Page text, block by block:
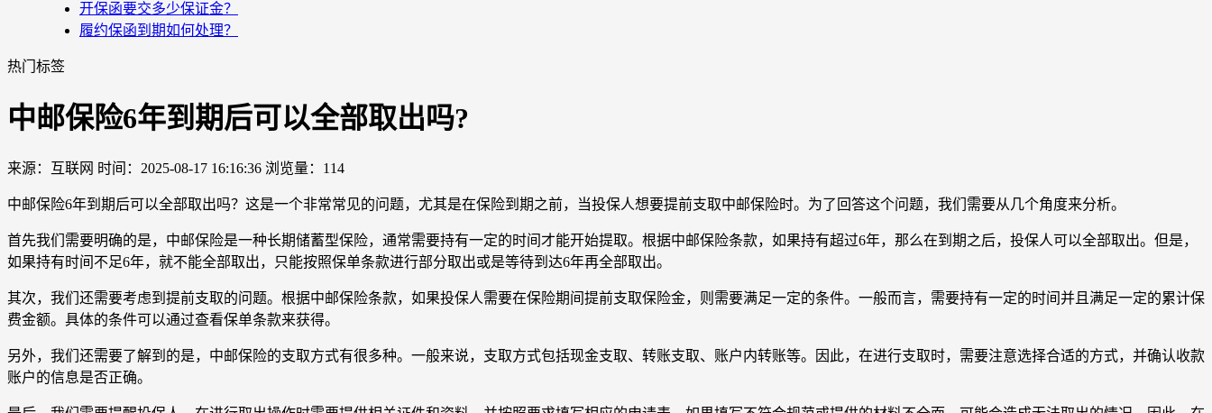
开保函要交多少保证金？
履约保函到期如何处理？
热门标签
中邮保险6年到期后可以全部取出吗?
来源：互联网 时间：2025-08-17 16:16:36 浏览量：114
中邮保险6年到期后可以全部取出吗？这是一个非常常见的问题，尤其是在保险到期之前，当投保人想要提前支取中邮保险时。为了回答这个问题，我们需要从几个角度来分析。
首先我们需要明确的是，中邮保险是一种长期储蓄型保险，通常需要持有一定的时间才能开始提取。根据中邮保险条款，如果持有超过6年，那么在到期之后，投保人可以全部取出。但是，
如果持有时间不足6年，就不能全部取出，只能按照保单条款进行部分取出或是等待到达6年再全部取出。
其次，我们还需要考虑到提前支取的问题。根据中邮保险条款，如果投保人需要在保险期间提前支取保险金，则需要满足一定的条件。一般而言，需要持有一定的时间并且满足一定的累计保
费金额。具体的条件可以通过查看保单条款来获得。
另外，我们还需要了解到的是，中邮保险的支取方式有很多种。一般来说，支取方式包括现金支取、转账支取、账户内转账等。因此，在进行支取时，需要注意选择合适的方式，并确认收款
账户的信息是否正确。